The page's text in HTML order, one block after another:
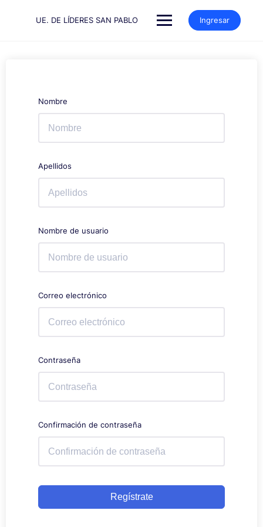
UE. DE LÍDERES SAN PABLO Ingresar
Nombre
Apellidos
Nombre de usuario
Correo electrónico
Contraseña
Confirmación de contraseña
Regístrate